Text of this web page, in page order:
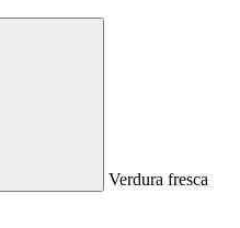
Verdura fresca